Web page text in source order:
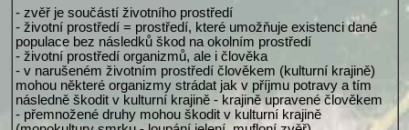
- zvěř je součástí životního prostředí
- životní prostředí = prostředí, které umožňuje existenci dané
populace bez následků škod na okolním prostředí
- životní prostředí organizmů, ale i člověka
- v narušeném životním prostředí člověkem (kulturní krajině)
mohou některé organizmy strádat jak v příjmu potravy a tím
následně škodit v kulturní krajině - krajině upravené člověkem
- přemnožené druhy mohou škodit v kulturní krajině